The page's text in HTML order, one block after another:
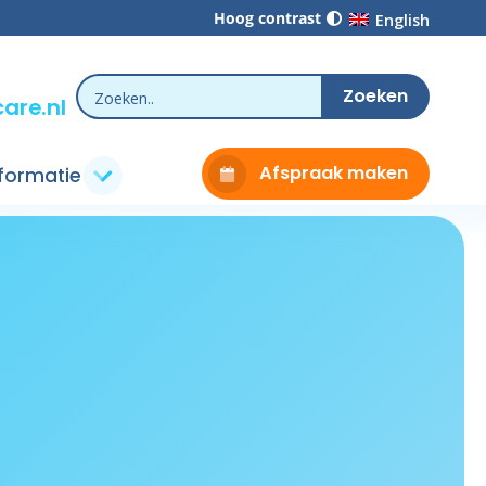
Hoog contrast English
Afspraak maken